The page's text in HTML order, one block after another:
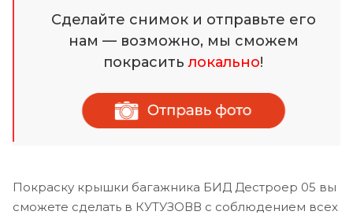
Сделайте снимок и отправьте его
нам — возможно, мы сможем
покраситьлокально!
Покраску крышки багажника БИД Дестроер 05 вы
сможете сделать в КУТУЗОВВ с соблюдением всех